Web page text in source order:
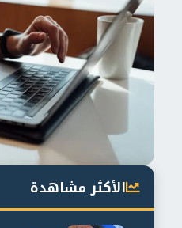
الأكثر مشاهدة